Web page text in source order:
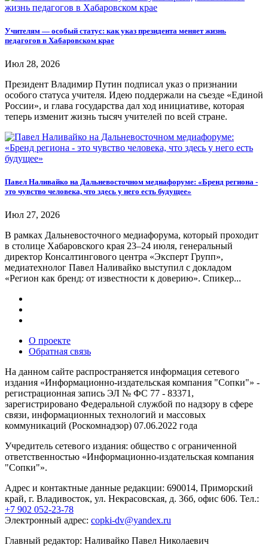
Учителям — особый статус: как указ президента меняет жизнь
педагогов в Хабаровском крае
Июл 28, 2026
Президент Владимир Путин подписал указ о признании
особого статуса учителя. Идею поддержали на съезде «Единой
России», и глава государства дал ход инициативе, которая
теперь изменит жизнь тысяч учителей по всей стране.
Павел Наливайко на Дальневосточном медиафоруме: «Бренд региона -
это чувство человека, что здесь у него есть будущее»
Июл 27, 2026
В рамках Дальневосточного медиафорума, который проходит
в столице Хабаровского края 23–24 июля, генеральный
директор Консалтингового центра «Эксперт Групп»,
медиатехнолог Павел Наливайко выступил с докладом
«Регион как бренд: от известности к доверию». Спикер...
О проекте
Обратная связь
На данном сайте распространяется информация сетевого
издания «Информационно-издательская компания "Сопки"» -
регистрационная запись ЭЛ № ФС 77 - 83371,
зарегистрировано Федеральной службой по надзору в сфере
связи, информационных технологий и массовых
коммуникаций (Роскомнадзор) 07.06.2022 года
Учредитель сетевого издания: общество с ограниченной
ответственностью «Информационно-издательская компания
"Сопки"».
Адрес и контактные данные редакции: 690014, Приморский
край, г. Владивосток, ул. Некрасовская, д. 36б, офис 606. Тел.:
+7 902 052-23-78
Электронный адрес: copki-dv@yandex.ru
Главный редактор: Наливайко Павел Николаевич